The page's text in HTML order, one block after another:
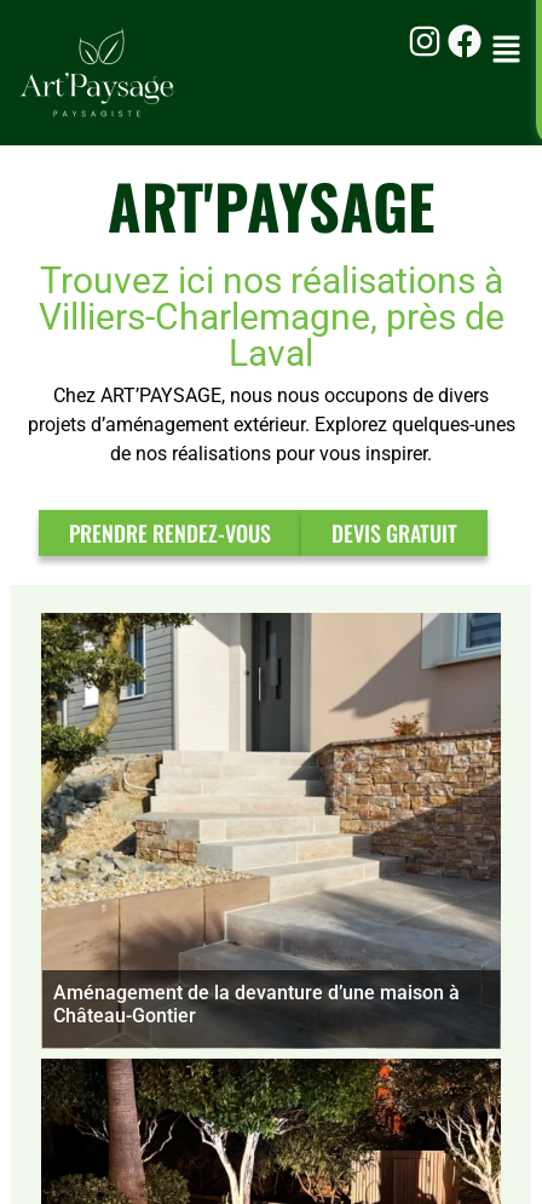
ART'PAYSAGE
Trouvez ici nos réalisations à
Villiers-Charlemagne, près de
Laval
Chez ART’PAYSAGE, nous nous occupons de divers
projets d’aménagement extérieur. Explorez quelques-unes
de nos réalisations pour vous inspirer.
PRENDRE RENDEZ-VOUS DEVIS GRATUIT
Aménagement de la devanture d’une maison à
Château-Gontier